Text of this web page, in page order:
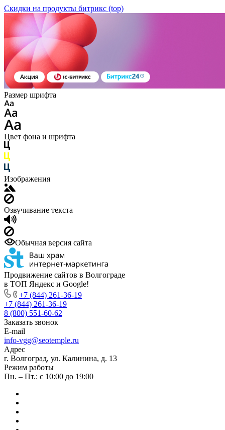
Скидки на продукты битрикс (top)
Размер шрифта
Цвет фона и шрифта
Изображения
Озвучивание текста
Обычная версия сайта
Продвижение сайтов в Волгограде
в ТОП Яндекс и Google!
+7 (844) 261-36-19
+7 (844) 261-36-19
8 (800) 551-60-62
Заказать звонок
E-mail
info-vgg@seotemple.ru
Адрес
г. Волгоград, ул. Калинина, д. 13
Режим работы
Пн. – Пт.: с 10:00 до 19:00